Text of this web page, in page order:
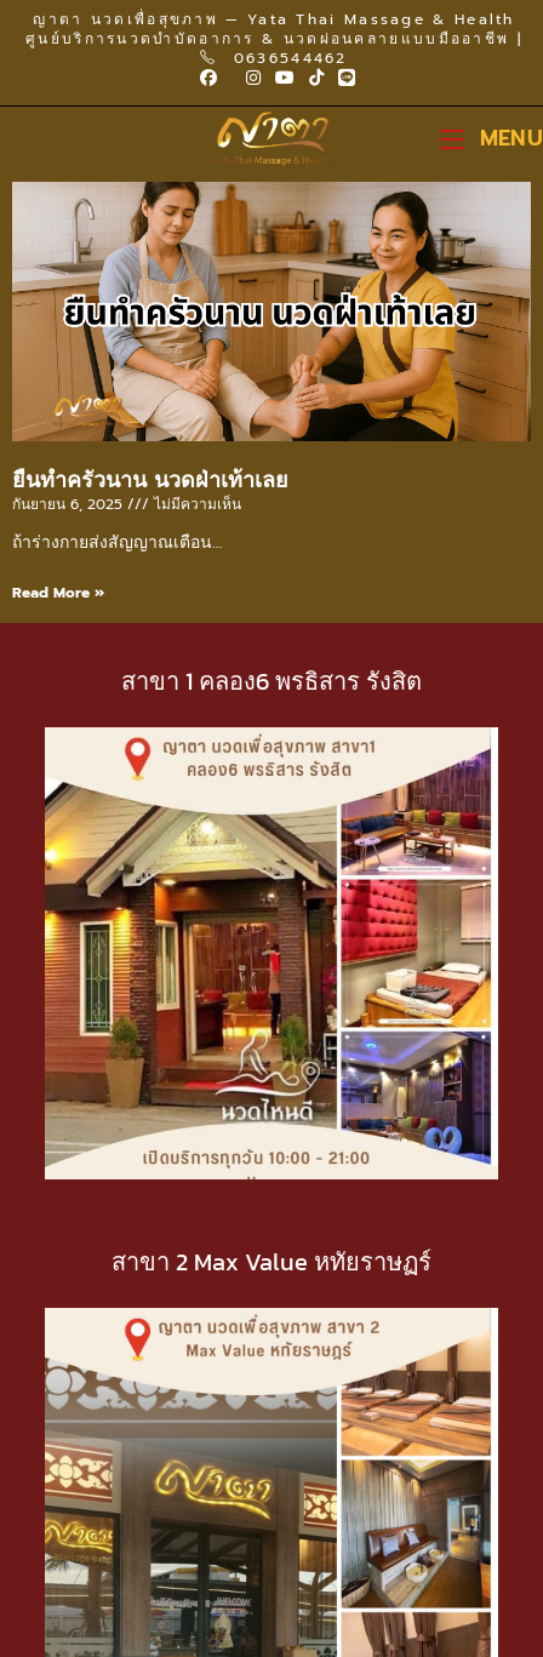
ญาตา นวดเพื่อสุขภาพ — Yata Thai Massage & Health
ศูนย์บริการนวดบำบัดอาการ & นวดผ่อนคลายแบบมืออาชีพ |
0636544462
MENU
ยืนทำครัวนาน นวดฝ่าเท้าเลย
กันยายน 6, 2025 ไม่มีความเห็น
ถ้าร่างกายส่งสัญญาณเตือน…
Read More »
สาขา 1 คลอง6 พรธิสาร รังสิต
สาขา 2 Max Value หทัยราษฏร์